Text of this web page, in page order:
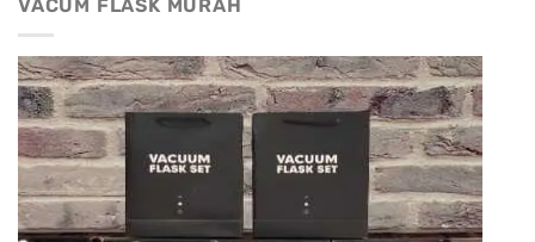
VACUM FLASK MURAH